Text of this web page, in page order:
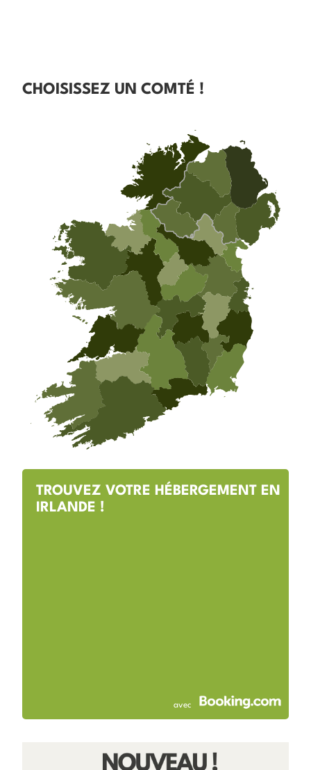
CHOISISSEZ UN COMTÉ !
TROUVEZ VOTRE HÉBERGEMENT EN
IRLANDE !
avec